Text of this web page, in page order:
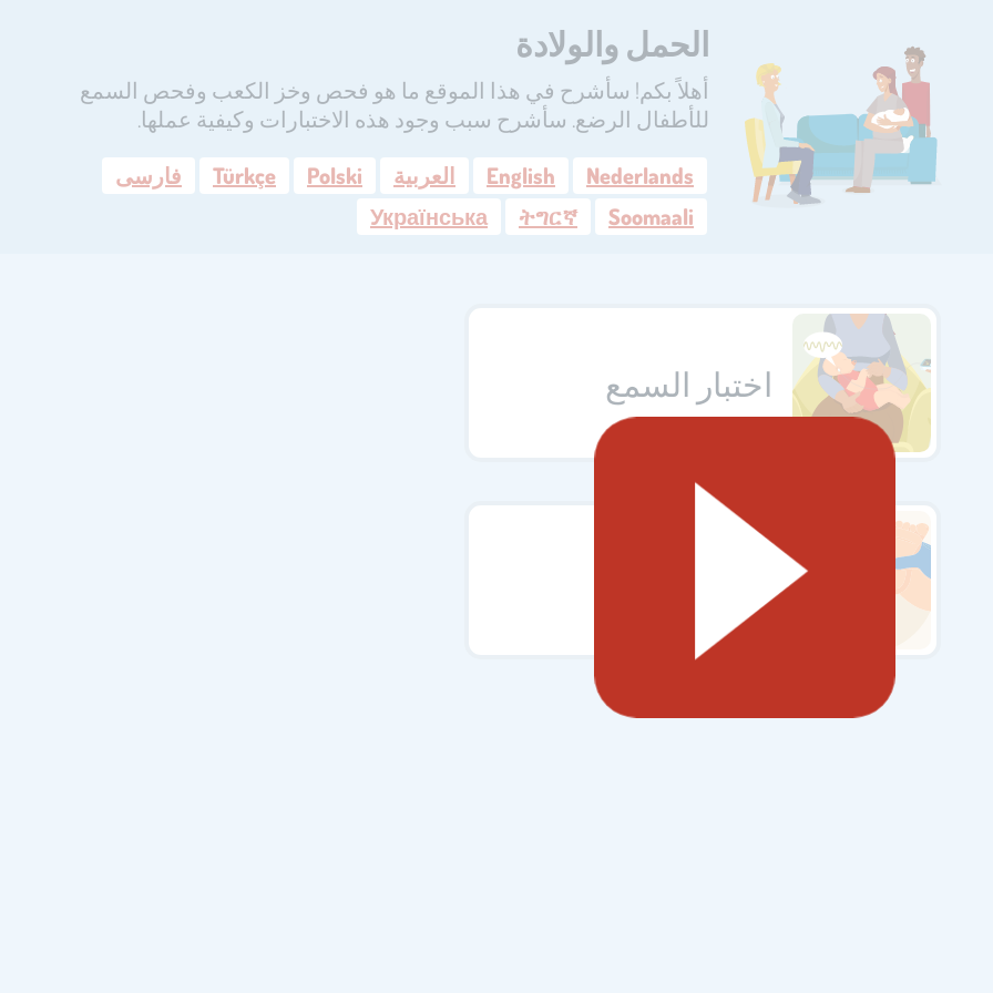
الحمل والولادة
أهلاً بكم! سأشرح في هذا الموقع ما هو فحص وخز الكعب وفحص السمع
للأطفال الرضع. سأشرح سبب وجود هذه الاختبارات وكيفية عملها.
Nederlands
English العربية Polski
Türkçe
فارسی
Soomaali
ትግርኛ
Українська
اختبار السمع